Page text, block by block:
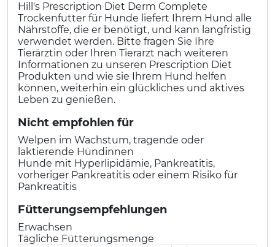
Hill's Prescription Diet Derm Complete
Trockenfutter für Hunde liefert Ihrem Hund alle
Nährstoffe, die er benötigt, und kann langfristig
verwendet werden. Bitte fragen Sie Ihre
Tierärztin oder Ihren Tierarzt nach weiteren
Informationen zu unseren Prescription Diet
Produkten und wie sie Ihrem Hund helfen
können, weiterhin ein glückliches und aktives
Leben zu genießen.
Nicht empfohlen für
Welpen im Wachstum, tragende oder
laktierende Hündinnen
Hunde mit Hyperlipidämie, Pankreatitis,
vorheriger Pankreatitis oder einem Risiko für
Pankreatitis
Fütterungsempfehlungen
Erwachsen
Tägliche Fütterungsmenge